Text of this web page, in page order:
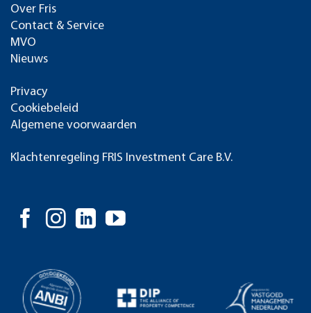
Over Fris
Contact & Service
MVO
Nieuws
Privacy
Cookiebeleid
Algemene voorwaarden
Klachtenregeling FRIS Investment Care B.V.